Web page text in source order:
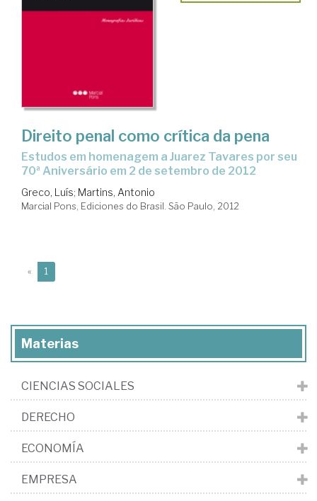
Direito penal como crítica da pena
estudos em homenagem a Juarez Tavares por seu
70ª Aniversário em 2 de setembro de 2012
Greco, Luís; Martins, Antonio
Marcial Pons, Ediciones do Brasil. São Paulo, 2012
« 1
Materias
CIENCIAS SOCIALES
DERECHO
ECONOMÍA
EMPRESA